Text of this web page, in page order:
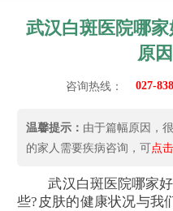
武汉白斑医院哪
原
咨询热线： 027-
温馨提示： 由于篇幅原因，
的家人需要疾病咨询，可点
武汉白斑医院哪家好
些?皮肤的健康状况与我